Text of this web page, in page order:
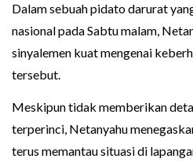
Dalam sebuah pidato darurat
nasional pada Sabtu malam,
sinyalemen kuat mengenai
tersebut.
Meskipun tidak memberikan
terperinci, Netanyahu
terus memantau situasi di